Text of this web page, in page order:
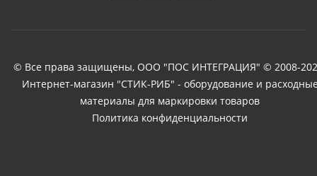
© Все права защищены, ООО "ПОС ИНТЕГРАЦИЯ" © 2008-
Интернет-магазин "СТИК-РИБ" - оборудование и
материалы для маркировки товаров
Политика конфиденциальности